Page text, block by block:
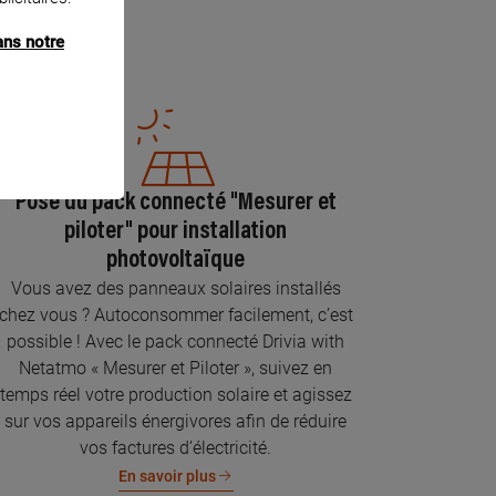
Pose du pack connecté "Mesurer et
piloter" pour installation
photovoltaïque
Vous avez des panneaux solaires installés
chez vous ? Autoconsommer facilement, c’est
possible ! Avec le pack connecté Drivia with
Netatmo « Mesurer et Piloter », suivez en
temps réel votre production solaire et agissez
sur vos appareils énergivores afin de réduire
vos factures d’électricité.
En savoir plus
notre